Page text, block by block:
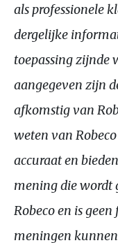
als professionele
dergelijke
toepassing zijnde
aangegeven zijn
afkomstig van
weten van
accuraat en
mening die wordt
Robeco en is
meningen